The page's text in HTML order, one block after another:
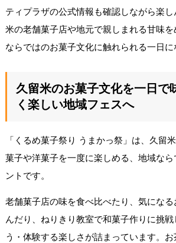
ティプラザの公式情報も確認しながら楽
米の老舗菓子店や地元で親しまれる甘味
ならではのお菓子文化に触れられる一日に
久留米のお菓子文化を一日で
く楽しい地域フェスへ
「くるめ菓子祭り うまかっ祭」は、久留
菓子や洋菓子を一度に楽しめる、地域な
ントです。
老舗菓子店の味を食べ比べたり、気にな
んだり、ねりきり教室で和菓子作りに挑
う・体験する楽しさが詰まっています。